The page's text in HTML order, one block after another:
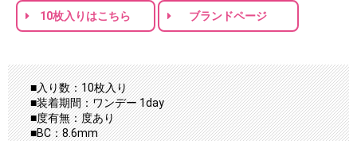
10枚入りはこちら ブランドページ
■入り数：10枚入り
■装着期間：ワンデー 1day
■度有無：度あり
■BC：8.6mm